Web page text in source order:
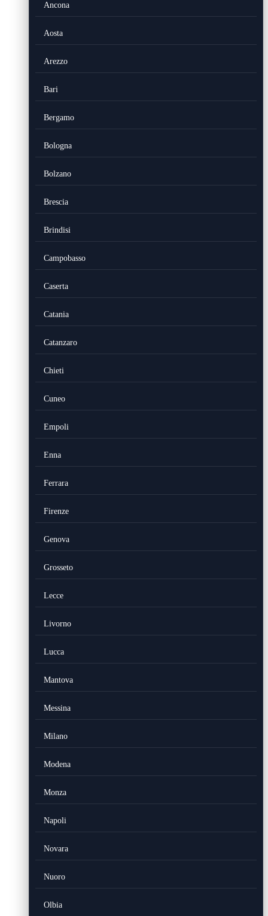
Ancona
Aosta
Arezzo
Bari
Bergamo
Bologna
Bolzano
Brescia
Brindisi
Campobasso
Caserta
Catania
Catanzaro
Chieti
Cuneo
Empoli
Enna
Ferrara
Firenze
Genova
Grosseto
Lecce
Livorno
Lucca
Mantova
Messina
Milano
Modena
Monza
Napoli
Novara
Nuoro
Olbia